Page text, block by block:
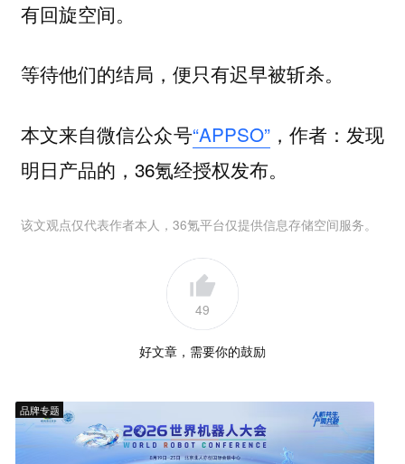
有回旋空间。
等待他们的结局，便只有迟早被斩杀。
本文来自微信公众号“APPSO”，作者：发现
明日产品的，36氪经授权发布。
该文观点仅代表作者本人，36氪平台仅提供信息存储空间服务。
49
好文章，需要你的鼓励
品牌专题